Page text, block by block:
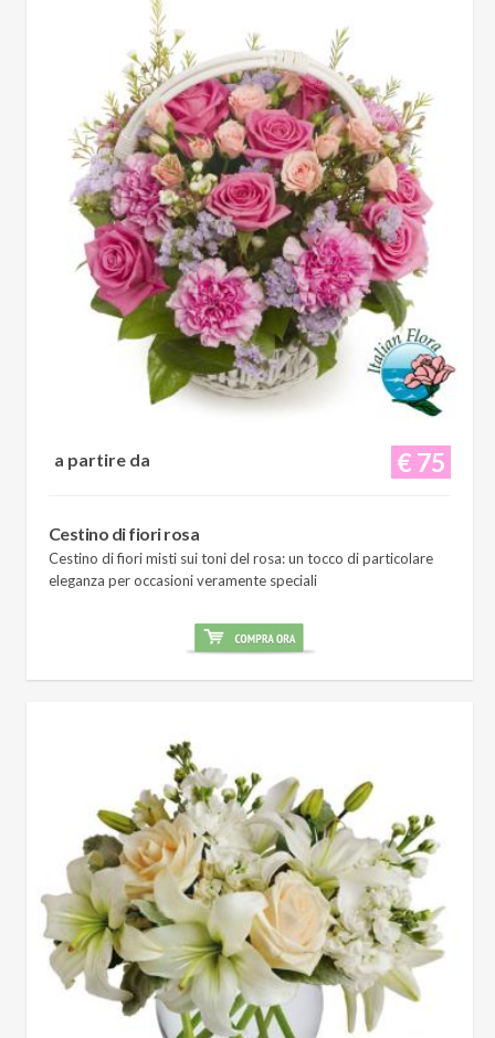
€ 75
a partire da
Cestino di fiori rosa
Cestino di fiori misti sui toni del rosa: un tocco di particolare
eleganza per occasioni veramente speciali